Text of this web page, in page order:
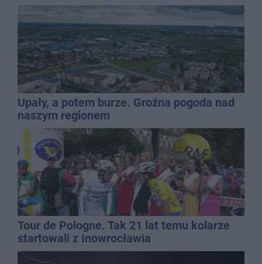
Upały, a potem burze. Groźna pogoda nad
naszym regionem
Tour de Pologne. Tak 21 lat temu kolarze
startowali z Inowrocławia